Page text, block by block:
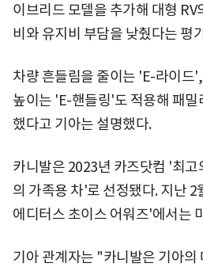
이브리드 모델을 추가해 대형 RV
비와 유지비 부담을 낮췄다는 평
차량 흔들림을 줄이는 'E-라이드
높이는 'E-핸들링'도 적용해 패
했다고 기아는 설명했다.
카니발은 2023년 카즈닷컴 '최
의 가족용 차'로 선정됐다. 지난
에디터스 초이스 어워즈'에서는
기아 관계자는 "카니발은 기아의